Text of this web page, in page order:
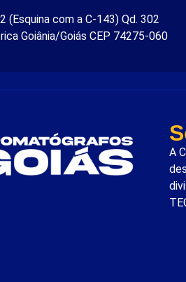
(Esquina com a C-143) Qd. 302
Goiânia/Goiás CEP 74275-060
A